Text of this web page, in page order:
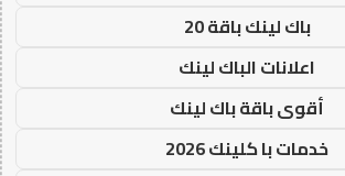
باك لينك باقة 20
اعلانات الباك لينك
أقوى باقة باك لينك
خدمات با كلينك 2026